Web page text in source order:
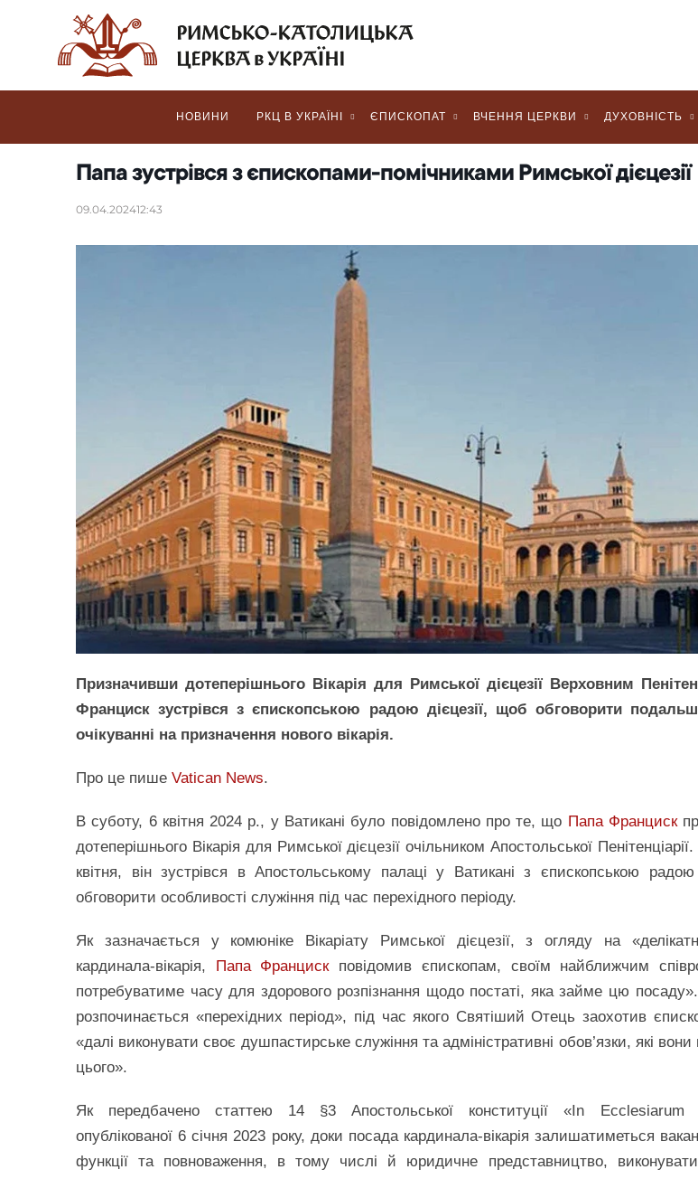
НОВИНИ РКЦ В УКРАЇНІ ЄПИСКОПАТ ВЧЕННЯ ЦЕРКВИ ДУХОВНІСТЬ
Папа зустрівся з єпископами-помічниками Римської дієцезії
09.04.202412:43
Призначивши дотеперішнього Вікарія для Римської дієцезії Верховним
Франциск зустрівся з єпископською радою дієцезії, щоб обговорити
очікуванні на призначення нового вікарія.
Про це пише Vatican News.
В суботу, 6 квітня 2024 р., у Ватикані було повідомлено про те, що Папа Франциск
дотеперішнього Вікарія для Римської дієцезії очільником Апостольської
квітня, він зустрівся в Апостольському палаці у Ватикані з єпископською радою
обговорити особливості служіння під час перехідного періоду.
Як зазначається у комюніке Вікаріату Римської дієцезії, з огляду на
кардинала-вікарія, Папа Францискповідомив єпископам, своїм найближчим
потребуватиме часу для здорового розпізнання щодо постаті, яка займе цю
розпочинається «перехідних період», під час якого Святіший Отець заохотив
«далі виконувати своє душпастирське служіння та адміністративні обов’язки, які
цього».
Як передбачено статтею 14 §3 Апостольської конституції «In Ecclesiarum
опублікованої 6 січня 2023 року, доки посада кардинала-вікарія залишатиметься
функції та повноваження, в тому числі й юридичне представництво,